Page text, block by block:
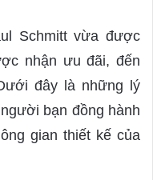
Schmitt vừa được
nhận ưu đãi, đến
đây là những lý
bạn đồng hành
gian thiết kế của